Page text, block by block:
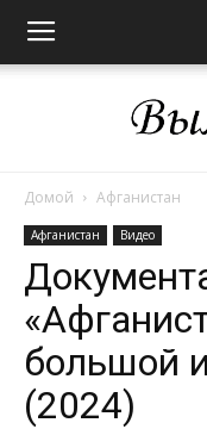
Домой Афганистан
Афганистан Видео
большой
(2024)